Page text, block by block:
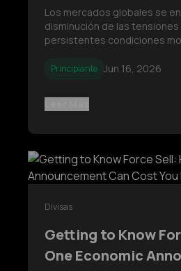
o pausa de tono
Fed?
Los mercados globales se
disminución de las
persistentes condiciones
situación genera
Bitcoin, aumentando la
Principiante Jun 16, 2026
Divisas
Getting to Know
One Economic